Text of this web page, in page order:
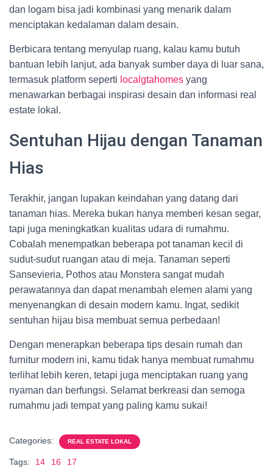
dan logam bisa jadi kombinasi yang menarik dalam
menciptakan kedalaman dalam desain.
Berbicara tentang menyulap ruang, kalau kamu butuh
bantuan lebih lanjut, ada banyak sumber daya di luar sana,
termasuk platform seperti localgtahomes yang
menawarkan berbagai inspirasi desain dan informasi real
estate lokal.
Sentuhan Hijau dengan Tanaman
Hias
Terakhir, jangan lupakan keindahan yang datang dari
tanaman hias. Mereka bukan hanya memberi kesan segar,
tapi juga meningkatkan kualitas udara di rumahmu.
Cobalah menempatkan beberapa pot tanaman kecil di
sudut-sudut ruangan atau di meja. Tanaman seperti
Sansevieria, Pothos atau Monstera sangat mudah
perawatannya dan dapat menambah elemen alami yang
menyenangkan di desain modern kamu. Ingat, sedikit
sentuhan hijau bisa membuat semua perbedaan!
Dengan menerapkan beberapa tips desain rumah dan
furnitur modern ini, kamu tidak hanya membuat rumahmu
terlihat lebih keren, tetapi juga menciptakan ruang yang
nyaman dan berfungsi. Selamat berkreasi dan semoga
rumahmu jadi tempat yang paling kamu sukai!
Categories: REAL ESTATE LOKAL
Tags: 14 16 17